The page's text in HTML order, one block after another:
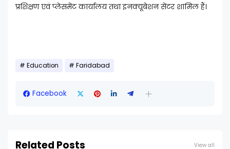
प्रशिक्षण एवं प्लेसमेंट कार्यालय तथा इनक्यूबेशन सेंटर शामिल हैं।
Education Faridabad
Facebook
Related Posts View all